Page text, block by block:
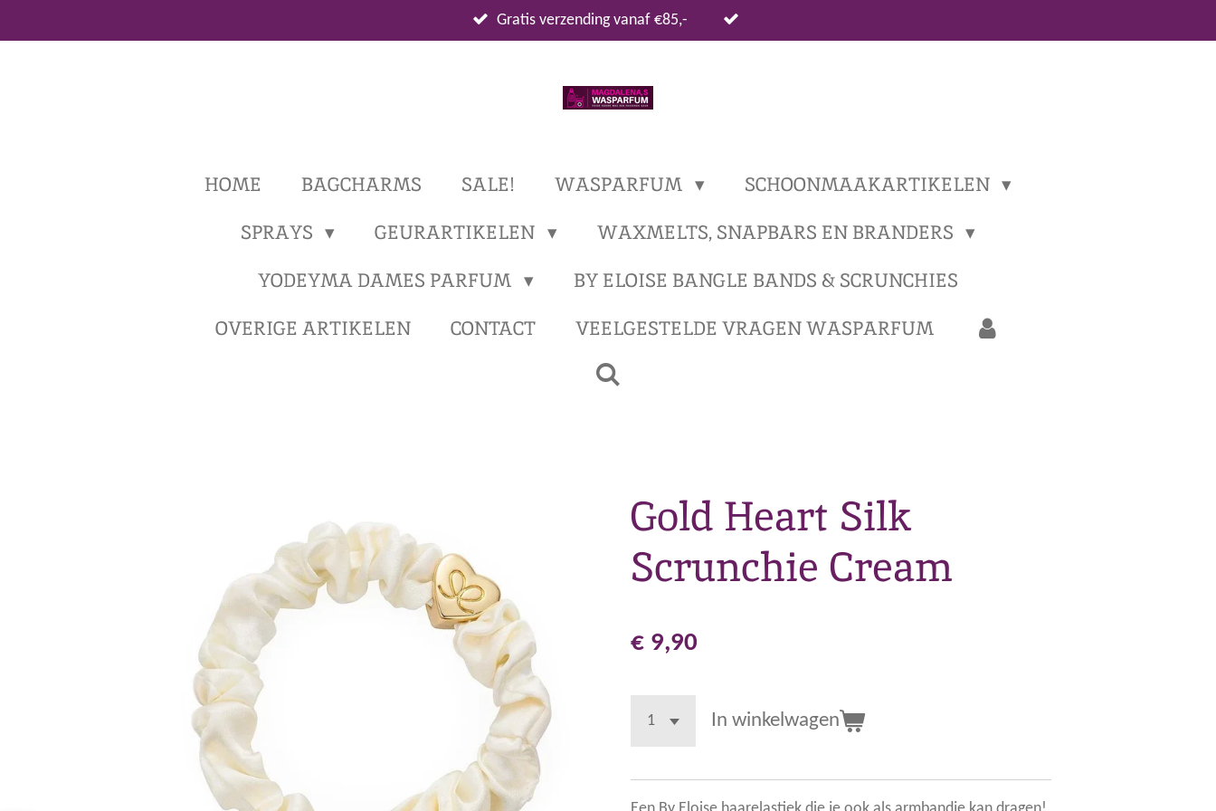
direct
Gratis verzending vanaf €85,-
HOME BAGCHARMS SALE! WASPARFUM
SCHOONMAAKARTIKELEN
SPRAYS
GEURARTIKELEN
WAXMELTS, SNAPBARS EN BRANDERS
YODEYMA DAMES PARFUM
BY ELOISE BANGLE BANDS & SCRUNCHIES
OVERIGE ARTIKELEN
CONTACT VEELGESTELDE VRAGEN WASPARFUM
Gold Heart Silk
Scrunchie Cream
€ 9,90
In winkelwagen